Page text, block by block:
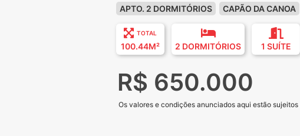
APTO. 2 DORMITÓRIOS CAPÃO DA CANOA
TOTAL
100.44M² 2 DORMITÓRIOS 1 SUÍTE
R$ 650.000
Os valores e condições anunciados aqui estão sujeitos